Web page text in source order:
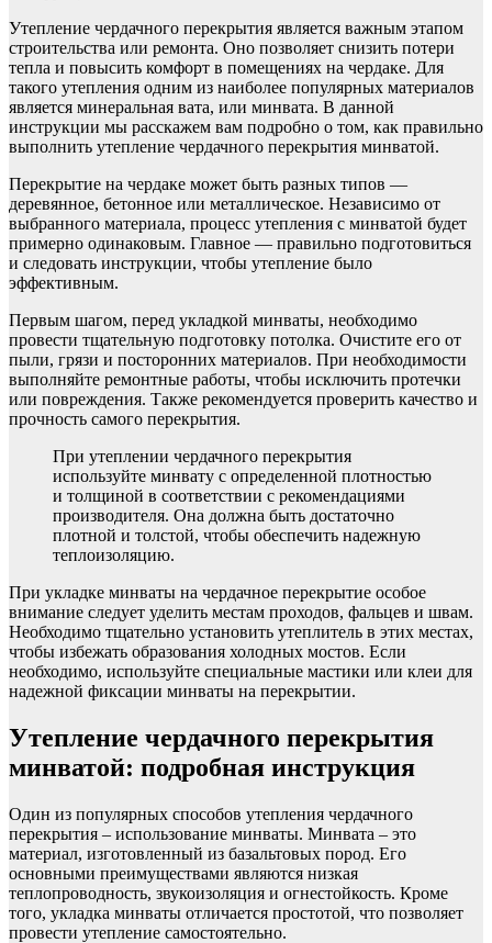
Утепление чердачного перекрытия является важным этапом
строительства или ремонта. Оно позволяет снизить потери
тепла и повысить комфорт в помещениях на чердаке. Для
такого утепления одним из наиболее популярных материалов
является минеральная вата, или минвата. В данной
инструкции мы расскажем вам подробно о том, как правильно
выполнить утепление чердачного перекрытия минватой.
Перекрытие на чердаке может быть разных типов —
деревянное, бетонное или металлическое. Независимо от
выбранного материала, процесс утепления с минватой будет
примерно одинаковым. Главное — правильно подготовиться
и следовать инструкции, чтобы утепление было
эффективным.
Первым шагом, перед укладкой минваты, необходимо
провести тщательную подготовку потолка. Очистите его от
пыли, грязи и посторонних материалов. При необходимости
выполняйте ремонтные работы, чтобы исключить протечки
или повреждения. Также рекомендуется проверить качество и
прочность самого перекрытия.
При утеплении чердачного перекрытия
используйте минвату с определенной плотностью
и толщиной в соответствии с рекомендациями
производителя. Она должна быть достаточно
плотной и толстой, чтобы обеспечить надежную
теплоизоляцию.
При укладке минваты на чердачное перекрытие особое
внимание следует уделить местам проходов, фальцев и швам.
Необходимо тщательно установить утеплитель в этих местах,
чтобы избежать образования холодных мостов. Если
необходимо, используйте специальные мастики или клеи для
надежной фиксации минваты на перекрытии.
Утепление чердачного перекрытия
минватой: подробная инструкция
Один из популярных способов утепления чердачного
перекрытия – использование минваты. Минвата – это
материал, изготовленный из базальтовых пород. Его
основными преимуществами являются низкая
теплопроводность, звукоизоляция и огнестойкость. Кроме
того, укладка минваты отличается простотой, что позволяет
провести утепление самостоятельно.